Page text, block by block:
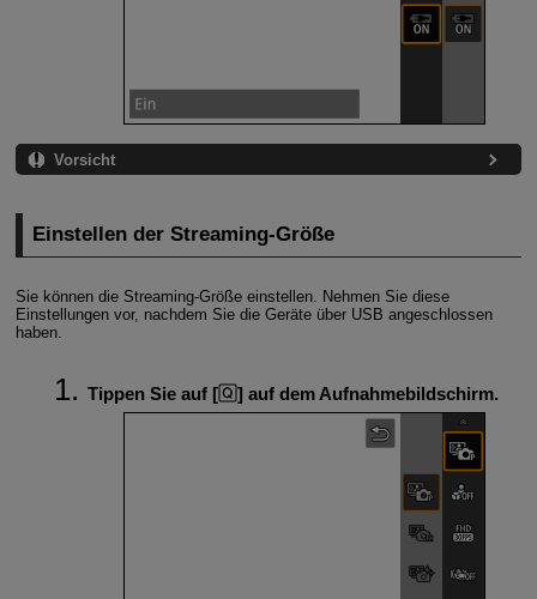
Vorsicht
Einstellen der Streaming-Größe
Sie können die Streaming-Größe einstellen. Nehmen Sie diese
Einstellungen vor, nachdem Sie die Geräte über USB angeschlossen
haben.
Tippen Sie auf [ ] auf dem Aufnahmebildschirm.